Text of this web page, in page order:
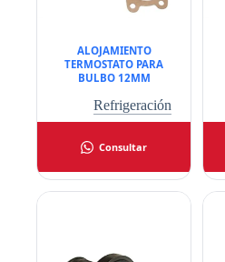
ALOJAMIENTO
TERMOSTATO PARA
BULBO 12MM
Refrigeración
Consultar